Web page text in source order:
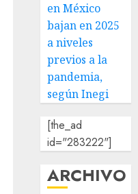
en México
bajan en 2025
a niveles
previos a la
pandemia,
según Inegi
[the_ad
id="283222"]
ARCHIVO